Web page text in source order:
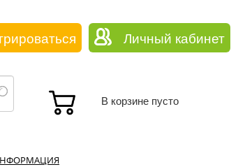
Личный кабинет
В корзине пусто